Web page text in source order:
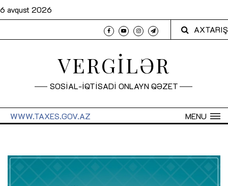
6 avqust 2026
AXTARIŞ
VERGİLƏR
SOSİAL-İQTİSADİ ONLAYN QƏZET
MENU
WWW.TAXES.GOV.AZ